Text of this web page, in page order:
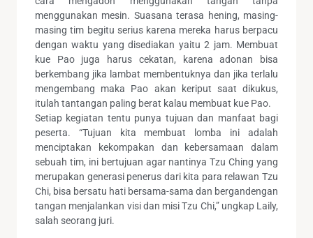
menggunakan mesin. Suasana terasa hening, masing-
masing tim begitu serius karena mereka harus berpacu
dengan waktu yang disediakan yaitu 2 jam. Membuat
kue Pao juga harus cekatan, karena adonan bisa
berkembang jika lambat membentuknya dan jika terlalu
mengembang maka Pao akan keriput saat dikukus,
itulah tantangan paling berat kalau membuat kue Pao.
Setiap kegiatan tentu punya tujuan dan manfaat bagi
peserta. “Tujuan kita membuat lomba ini adalah
menciptakan kekompakan dan kebersamaan dalam
sebuah tim, ini bertujuan agar nantinya Tzu Ching yang
merupakan generasi penerus dari kita para relawan Tzu
Chi, bisa bersatu hati bersama-sama dan bergandengan
tangan menjalankan visi dan misi Tzu Chi,” ungkap Laily,
salah seorang juri.